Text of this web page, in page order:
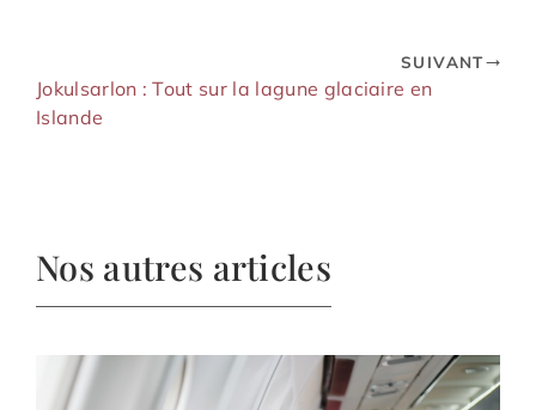
SUIVANT
Jokulsarlon : Tout sur la lagune glaciaire en
Islande
Nos autres articles